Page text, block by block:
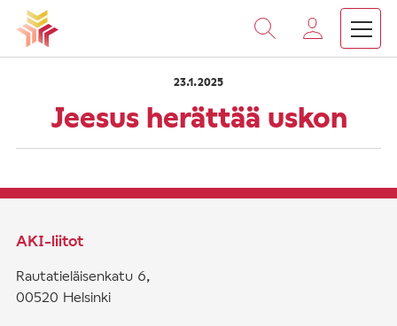
Vieritä
sisältöön
Etusivu Jeesus herättää uskon
23.1.2025
Jeesus herättää uskon
AKI-liitot
Rautatieläisenkatu 6,
00520 Helsinki